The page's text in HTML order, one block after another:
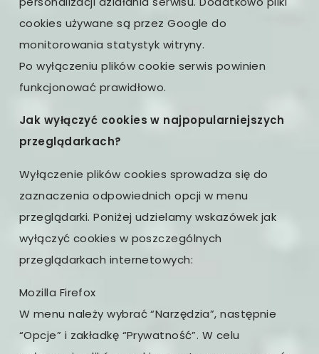
cookies używane są przez Google do
monitorowania statystyk witryny.
Po wyłączeniu plików cookie serwis powinien
funkcjonować prawidłowo.
Jak wyłączyć cookies w najpopularniejszych
przeglądarkach?
Wyłączenie plików cookies sprowadza się do
zaznaczenia odpowiednich opcji w menu
przeglądarki. Poniżej udzielamy wskazówek jak
wyłączyć cookies w poszczególnych
przeglądarkach internetowych:
Mozilla Firefox
W menu należy wybrać “Narzędzia”, następnie
“Opcje” i zakładkę “Prywatność”. W celu